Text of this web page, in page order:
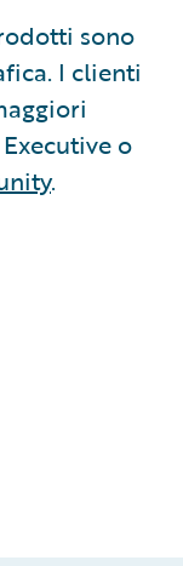
sono
I clienti
o
.